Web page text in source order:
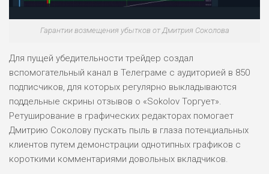
Гарантии возмещения убытков от Дмитрия Соколова
Для пущей убедительности трейдер создал
вспомогательный канал в Телеграме с аудиторией в 850
подписчиков, для которых регулярно выкладываются
поддельные скрины отзывов о «Sokolov Торгует».
Ретуширование в графических редакторах помогает
Дмитрию Соколову пускать пыль в глаза потенциальных
клиентов путем демонстрации однотипных графиков с
короткими комментариями довольных вкладчиков.